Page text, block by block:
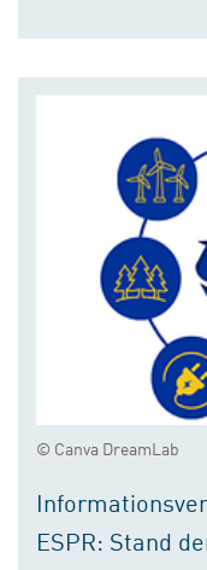
© Canva DreamLab
ESPR: Stand